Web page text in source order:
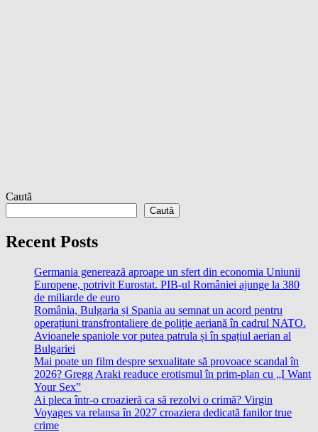
Caută
Caută
Recent Posts
Germania generează aproape un sfert din economia Uniunii
Europene, potrivit Eurostat. PIB-ul României ajunge la 380
de miliarde de euro
România, Bulgaria și Spania au semnat un acord pentru
operațiuni transfrontaliere de poliție aeriană în cadrul NATO.
Avioanele spaniole vor putea patrula și în spațiul aerian al
Bulgariei
Mai poate un film despre sexualitate să provoace scandal în
2026? Gregg Araki readuce erotismul în prim-plan cu „I Want
Your Sex”
Ai pleca într-o croazieră ca să rezolvi o crimă? Virgin
Voyages va relansa în 2027 croaziera dedicată fanilor true
crime